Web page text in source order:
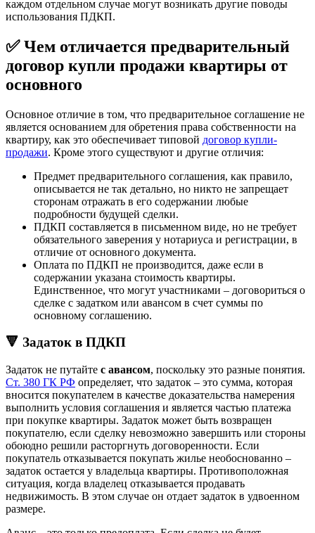
каждом отдельном случае могут возникать другие поводы
использования ПДКП.
✅ Чем отличается предварительный
договор купли продажи квартиры от
основного
Основное отличие в том, что предварительное соглашение не
является основанием для обретения права собственности на
квартиру, как это обеспечивает типовой договор купли-
продажи. Кроме этого существуют и другие отличия:
Предмет предварительного соглашения, как правило,
описывается не так детально, но никто не запрещает
сторонам отражать в его содержании любые
подробности будущей сделки.
ПДКП составляется в письменном виде, но не требует
обязательного заверения у нотариуса и регистрации, в
отличие от основного документа.
Оплата по ПДКП не производится, даже если в
содержании указана стоимость квартиры.
Единственное, что могут участниками – договориться о
сделке с задатком или авансом в счет суммы по
основному соглашению.
🔻 Задаток в ПДКП
Задаток не путайте с авансом, поскольку это разные понятия.
Ст. 380 ГК РФ определяет, что задаток – это сумма, которая
вносится покупателем в качестве доказательства намерения
выполнить условия соглашения и является частью платежа
при покупке квартиры. Задаток может быть возвращен
покупателю, если сделку невозможно завершить или стороны
обоюдно решили расторгнуть договоренности. Если
покупатель отказывается покупать жилье необоснованно –
задаток остается у владельца квартиры. Противоположная
ситуация, когда владелец отказывается продавать
недвижимость. В этом случае он отдает задаток в удвоенном
размере.